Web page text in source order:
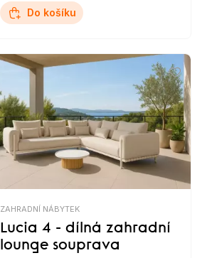
Do košíku
ZAHRADNÍ NÁBYTEK
Lucia 4 - dílná zahradní
lounge souprava